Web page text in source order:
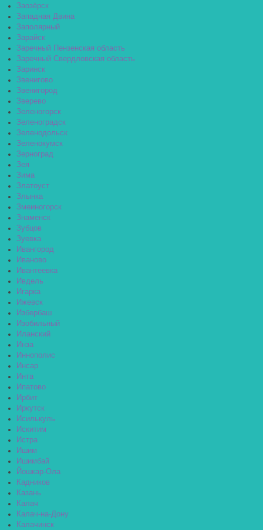
Заозёрск
Западная Двина
Заполярный
Зарайск
Заречный Пензенская область
Заречный Свердловская область
Заринск
Звенигово
Звенигород
Зверево
Зеленогорск
Зеленоградск
Зеленодольск
Зеленокумск
Зерноград
Зея
Зима
Златоуст
Злынка
Змеиногорск
Знаменск
Зубцов
Зуевка
Ивангород
Иваново
Ивантеевка
Ивдель
Игарка
Ижевск
Избербаш
Изобильный
Иланский
Инза
Иннополис
Инсар
Инта
Ипатово
Ирбит
Иркутск
Исилькуль
Искитим
Истра
Ишим
Ишимбай
Йошкар-Ола
Кадников
Казань
Калач
Калач-на-Дону
Калачинск